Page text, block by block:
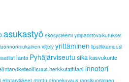
asukastyö ekosysteemi ympäristövaikutukset
luonnonmukainen viljely yrittäminen lipstikkamuusi
lanta Pyhäjärviseutu sika kasvukunto
herkkutattifani innotori
elintarvikkeet minttu dronekuvaus rapsikuoriainen